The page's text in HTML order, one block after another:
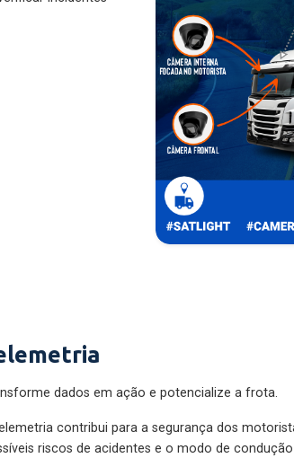
dados em ação e potencialize a frota.
contribui para a segurança dos
riscos de acidentes e o modo de